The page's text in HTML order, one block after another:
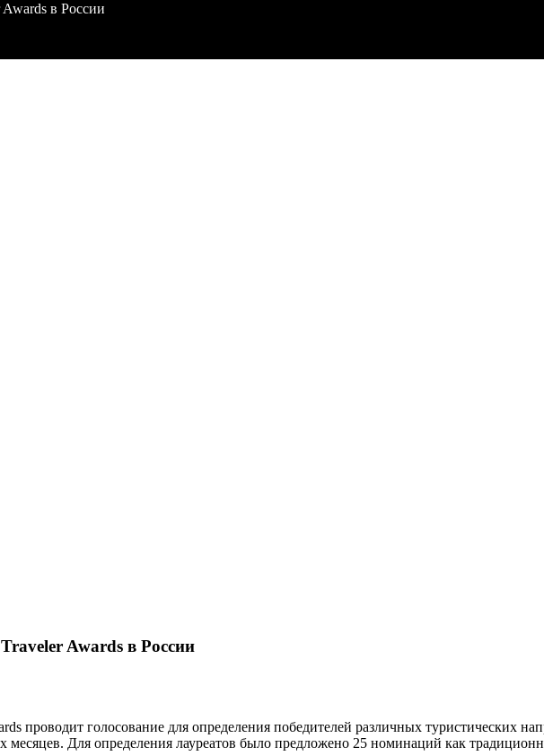
в России
Awards в России
проводит голосование для определения победителей различных туристических
месяцев. Для определения лауреатов было предложено 25 номинаций как